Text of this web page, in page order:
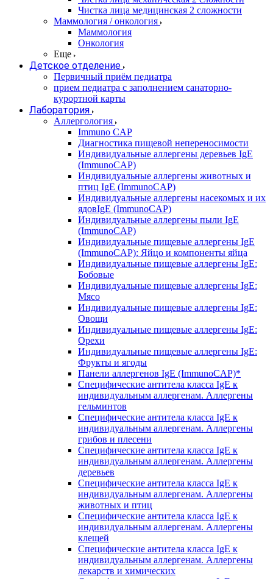
Чистка лица медицинская 2 сложности
Маммология / онкология
Маммология
Онкология
Еще
Детское отделение
Первичный приём педиатра
прием педиатра с заполнением санаторно-
курортной карты
Лаборатория
Аллергология
Immuno CAP
Диагностика пищевой непереносимости
Индивидуальные аллергены деревьев IgE
(ImmunoCAP)
Индивидуальные аллергены животных и
птиц IgE (ImmunoCAP)
Индивидуальные аллергены насекомых и их
ядовIgE (ImmunoCAP)
Индивидуальные аллергены пыли IgE
(ImmunoCAP)
Индивидуальные пищевые аллергены IgE
(ImmunoCAP): Яйцо и компоненты яйца
Индивидуальные пищевые аллергены IgE:
Бобовые
Индивидуальные пищевые аллергены IgE:
Мясо
Индивидуальные пищевые аллергены IgE:
Овощи
Индивидуальные пищевые аллергены IgE:
Орехи
Индивидуальные пищевые аллергены IgE:
Фрукты и ягоды
Панели аллергенов IgE (ImmunoCAP)*
Специфические антитела класса IgE к
индивидуальным аллергенам. Аллергены
гельминтов
Специфические антитела класса IgE к
индивидуальным аллергенам. Аллергены
грибов и плесени
Специфические антитела класса IgE к
индивидуальным аллергенам. Аллергены
деревьев
Специфические антитела класса IgE к
индивидуальным аллергенам. Аллергены
животных и птиц
Специфические антитела класса IgE к
индивидуальным аллергенам. Аллергены
клещей
Специфические антитела класса IgE к
индивидуальным аллергенам. Аллергены
лекарств и химических